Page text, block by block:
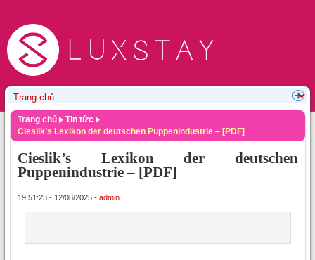
Trang chủ
Tin tức
Cieslik’s Lexikon der deutschen Puppenindustrie – [PDF]
Cieslik’s Lexikon der deutschen
Puppenindustrie – [PDF]
19:51:23 - 12/08/2025 - admin